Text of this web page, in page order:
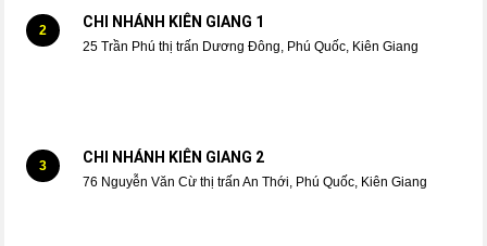
2 CHI NHÁNH KIÊN GIANG 1
25 Trần Phú thị trấn Dương Đông, Phú Quốc, Kiên Giang
3 CHI NHÁNH KIÊN GIANG 2
76 Nguyễn Văn Cừ thị trấn An Thới, Phú Quốc, Kiên Giang